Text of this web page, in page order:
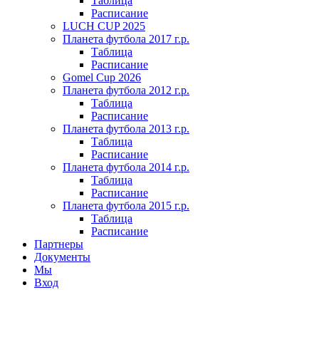
Расписание
LUCH CUP 2025
Планета футбола 2017 г.р.
Таблица
Расписание
Gomel Cup 2026
Планета футбола 2012 г.р.
Таблица
Расписание
Планета футбола 2013 г.р.
Таблица
Расписание
Планета футбола 2014 г.р.
Таблица
Расписание
Планета футбола 2015 г.р.
Таблица
Расписание
Партнеры
Документы
Мы
Вход